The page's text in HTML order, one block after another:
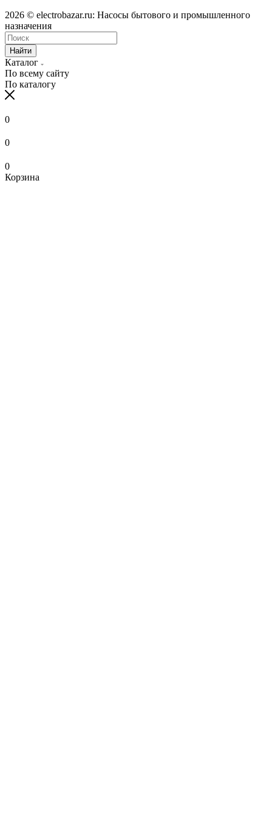
2026 © electrobazar.ru: Насосы бытового и промышленного
назначения
Найти
Каталог
По всему сайту
По каталогу
0
0
0
Корзина